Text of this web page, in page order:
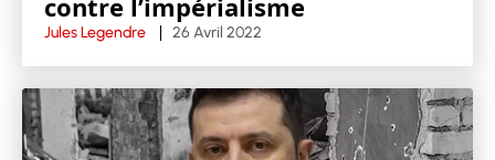
Jules Legendre 26 Avril 2022